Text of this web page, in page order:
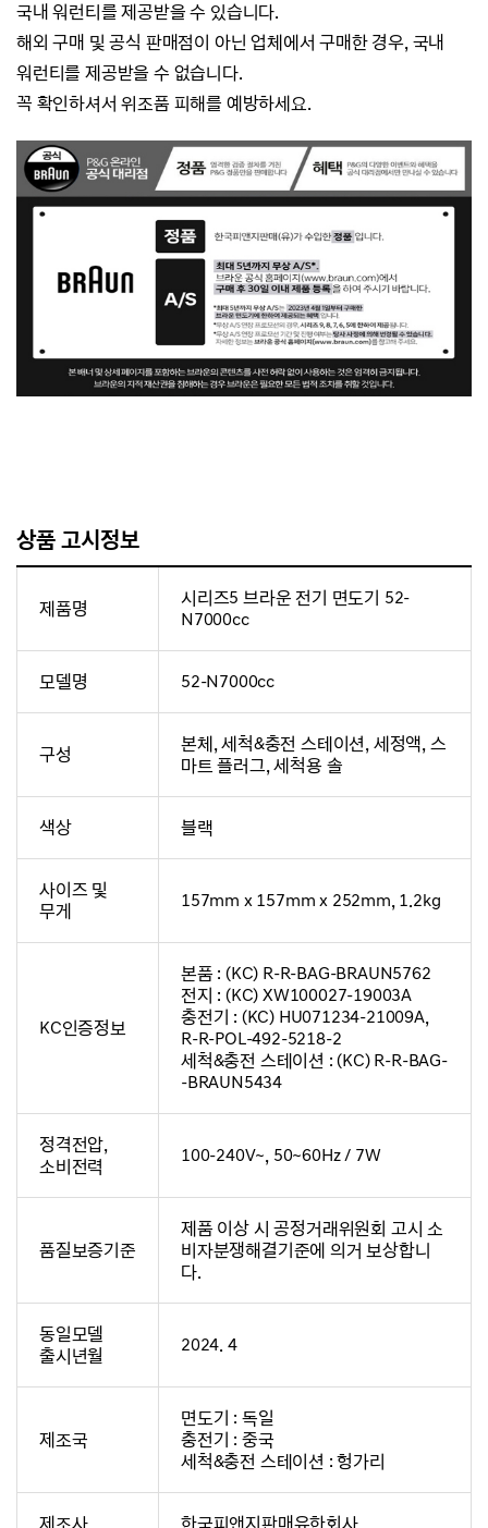
국내 워런티를 제공받을 수 있습니다.
해외 구매 및 공식 판매점이 아닌 업체에서 구매한 경우, 국내
워런티를 제공받을 수 없습니다.
꼭 확인하셔서 위조품 피해를 예방하세요.
상품 고시정보
제품명
시리즈5 브라운 전기 면도기 52-
N7000cc
모델명 52-N7000cc
구성
본체, 세척&충전 스테이션, 세정액, 스
마트 플러그, 세척용 솔
색상 블랙
사이즈 및
무게
157mm x 157mm x 252mm, 1.2kg
KC인증정보
본품 : (KC) R-R-BAG-BRAUN5762
전지 : (KC) XW100027-19003A
충전기 : (KC) HU071234-21009A,
R-R-POL-492-5218-2
세척&충전 스테이션 : (KC) R-R-BAG-
-BRAUN5434
정격전압,
소비전력
100-240V~, 50~60Hz / 7W
품질보증기준
제품 이상 시 공정거래위원회 고시 소
비자분쟁해결기준에 의거 보상합니
다.
동일모델
출시년월
2024. 4
제조국
면도기 : 독일
충전기 : 중국
세척&충전 스테이션 : 헝가리